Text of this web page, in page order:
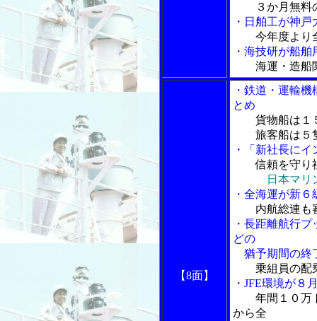
３か月無
・日舶工が神
今年度より
・海技研が船
海運・造船
【8面】
・鉄道・運輸
とめ
貨物船は１
旅客船は５隻
・「新社長に
信頼を守り
日本マ
・全海運が新
内航総連も
・長距離航行
どの
猶予期間の終
乗組員の配
・JFE環境が８
年間１０万
から全